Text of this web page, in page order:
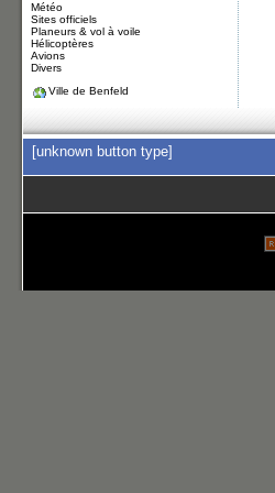
Météo
Sites officiels
Planeurs & vol à voile
Hélicoptères
Avions
Divers
Ville de Benfeld
[unknown button type]